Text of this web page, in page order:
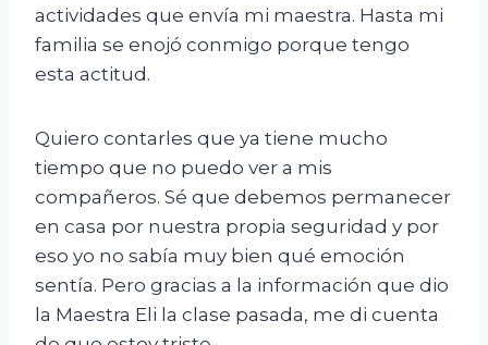
actividades que envía mi maestra. Hasta mi
familia se enojó conmigo porque tengo
esta actitud.
Quiero contarles que ya tiene mucho
tiempo que no puedo ver a mis
compañeros. Sé que debemos permanecer
en casa por nuestra propia seguridad y por
eso yo no sabía muy bien qué emoción
sentía. Pero gracias a la información que dio
la Maestra Eli la clase pasada, me di cuenta